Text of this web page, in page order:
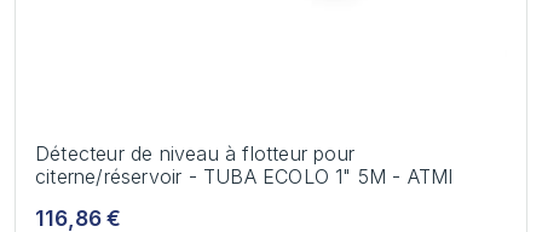
Détecteur de niveau à flotteur pour
citerne/réservoir - TUBA ECOLO 1" 5M - ATMI
116,86 €